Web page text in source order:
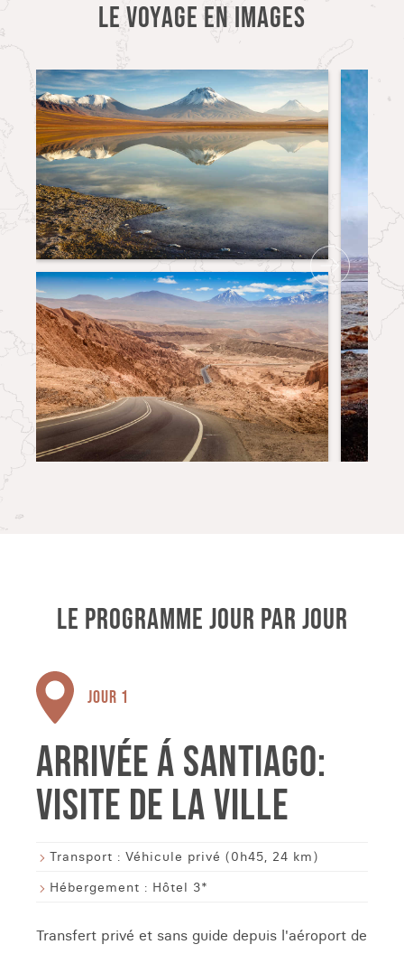
LE VOYAGE EN IMAGES
LE PROGRAMME JOUR PAR JOUR
JOUR 1
ARRIVÉE Á SANTIAGO:
VISITE DE LA VILLE
Transport : Véhicule privé (0h45, 24 km)
Hébergement : Hôtel 3*
Transfert privé et sans guide depuis l'aéroport de